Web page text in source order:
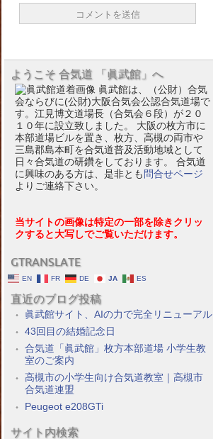
ようこそ 合気道 「眞武館」へ
眞武館は、（公財）合気
会ならびに(公財)大阪合気会公認合気道場で
す。江見博文道場長（合気会６段）が２０
１０年に設立致しました。 大阪の枚方市に
本部道場ビルを置き、枚方、高槻の両市や
三島郡島本町を合気道普及活動地域として
日々合気道の研鑽をしております。 合気道
に興味のある方は、是非とも 問合せページ
よりご連絡下さい。
当サイトの画像は特定の一部を除きクリッ
クすると大写しでご覧いただけます。
GTRANSLATE
EN FR DE JA ES
直近のブログ投稿
眞武館サイト、AIの力で完全リニューアル
43回目の結婚記念日
合気道「眞武館」枚方本部道場 小学生教
室のご案内
高槻市の小学生向け合気道教室｜高槻市
合気道連盟
Peugeot e208GTi
サイト内検索